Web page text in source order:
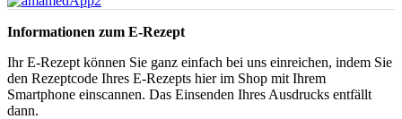
Informationen zum E-Rezept
Ihr E-Rezept können Sie ganz einfach bei uns einreichen, indem Sie
den Rezeptcode Ihres E-Rezepts hier im Shop mit Ihrem
Smartphone einscannen. Das Einsenden Ihres Ausdrucks entfällt
dann.